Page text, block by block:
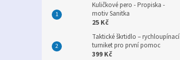
Kuličkové pero - Propiska -
motiv Sanitka
25 Kč
Taktické škrtidlo – rychloupínací
turniket pro první pomoc
399 Kč